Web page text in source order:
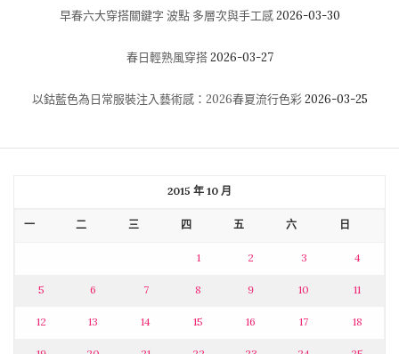
早春六大穿搭關鍵字 波點 多層次與手工感 2026-03-30
春日輕熟風穿搭 2026-03-27
以鈷藍色為日常服裝注入藝術感：2026春夏流行色彩 2026-03-25
2015 年 10 月
一 二 三 四 五 六 日
1 2 3 4
5 6 7 8 9 10 11
12 13 14 15 16 17 18